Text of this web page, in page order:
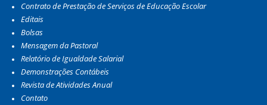
Contrato de Prestação de Serviços de Educação Escolar
Editais
Bolsas
Mensagem da Pastoral
Relatório de Igualdade Salarial
Demonstrações Contábeis
Revista de Atividades Anual
Contato